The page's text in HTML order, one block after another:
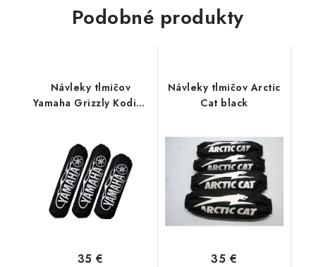
Podobné produkty
Návleky tlmičov
Yamaha Grizzly Kodiak
35 €
Návleky tlmičov Arctic
Cat black
35 €